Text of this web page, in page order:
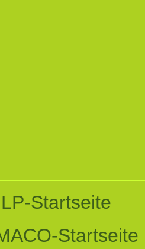
Startseite
Startseite